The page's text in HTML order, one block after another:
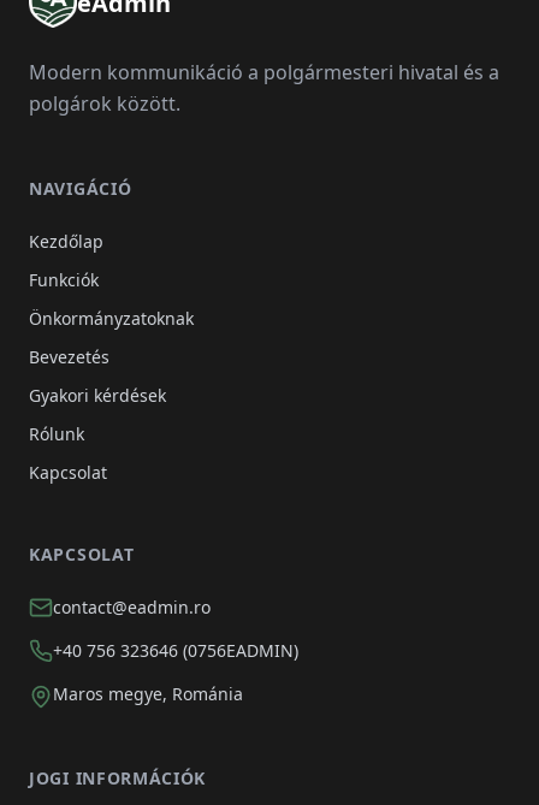
Modern kommunikáció a polgármesteri hivatal és a
polgárok között.
NAVIGÁCIÓ
Kezdőlap
Funkciók
Önkormányzatoknak
Bevezetés
Gyakori kérdések
Rólunk
Kapcsolat
KAPCSOLAT
contact@eadmin.ro
+40 756 323646 (0756EADMIN)
Maros megye, Románia
JOGI INFORMÁCIÓK